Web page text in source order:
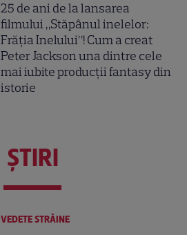
25 de ani de la lansarea
filmului „Stăpânul inelelor:
Frăția Inelului”! Cum a creat
Peter Jackson una dintre cele
mai iubite producții fantasy din
istorie
ŞTIRI
VEDETE STRĂINE